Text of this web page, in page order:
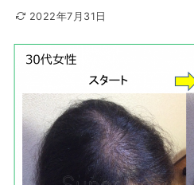
2022年7月31日